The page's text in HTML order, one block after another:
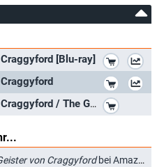
[Blu-ray]
Das Geheimnis der Geister von Craggyford / The Great Ghost Rescue ( ) [ Französische Import ] (Blu-Ray)
von Craggyfordbei Amazon.de